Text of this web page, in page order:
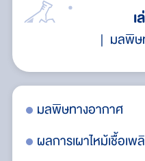
มลพิษ
มลพิษทางอากาศ
ผลการเผาไหม้เชื้อเ